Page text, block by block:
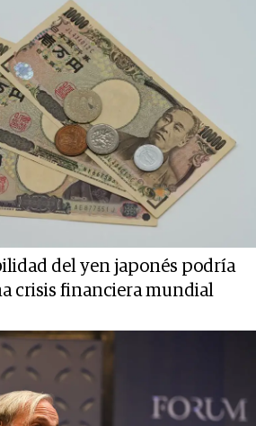
del yen japonés podría
crisis financiera mundial